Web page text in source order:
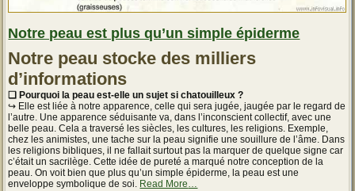
Notre peau est plus qu’un simple épiderme
Notre peau stocke des milliers
d’informations
❏ Pourquoi la peau est-elle un sujet si chatouilleux ?
↪ Elle est liée à notre apparence, celle qui sera jugée, jaugée par le regard de
l’autre. Une apparence séduisante va, dans l’inconscient collectif, avec une
belle peau. Cela a traversé les siècles, les cultures, les religions. Exemple,
chez les animistes, une tache sur la peau signifie une souillure de l’âme. Dans
les religions bibliques, il ne fallait surtout pas la marquer de quelque signe car
c’était un sacrilège. Cette idée de pureté a marqué notre conception de la
peau. On voit bien que plus qu’un simple épiderme, la peau est une
enveloppe symbolique de soi. Read More…